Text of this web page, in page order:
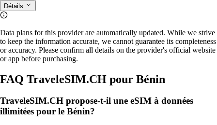
Détails
Data plans for this provider are automatically updated. While we strive
to keep the information accurate, we cannot guarantee its completeness
or accuracy. Please confirm all details on the provider's official website
or app before purchasing.
FAQ TraveleSIM.CH pour Bénin
TraveleSIM.CH propose-t-il une eSIM à données
illimitées pour le Bénin?